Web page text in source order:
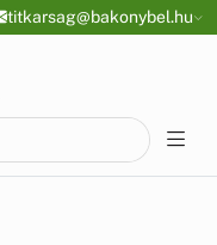
titkarsag@bakonybel.hu